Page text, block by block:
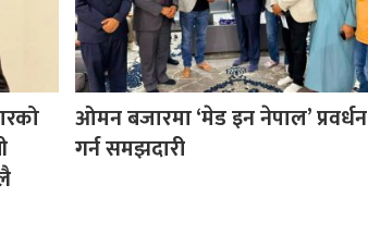
ओमन बजारमा ‘मेड इन नेपाल’ प्रवर्धन
गर्न समझदारी